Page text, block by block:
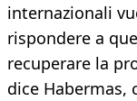
internazionali
rispondere a
recuperare la
dice Habermas,